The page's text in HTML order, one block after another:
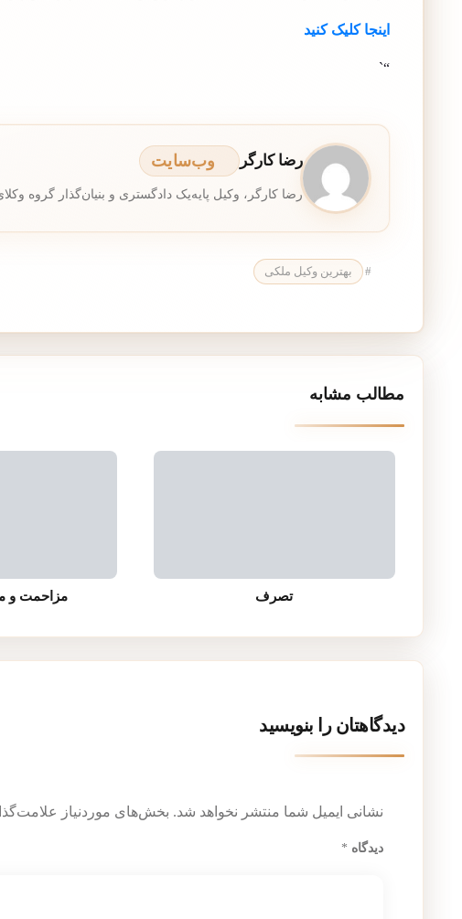
اینجا کلیک کنید
“`
رضا کارگر وب‌سایت
رضا کارگر، وکیل پایه‌یک دادگستری و بنیان‌گذار گروه وکلای صدر، با بیش از ۲۰ سال تجربه تخصصی در دعاوی ملکی و شهرداری یکی از
# بهترین وکیل ملکی
مطالب مشابه
تصرف مزاحمت و
دیدگاهتان را بنویسید
نشانی ایمیل شما منتشر نخواهد شد. بخش‌های موردنیاز
دیدگاه *